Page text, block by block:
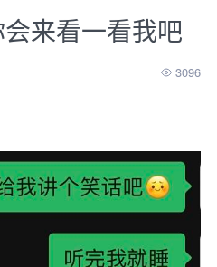
来看一看我吧
3096